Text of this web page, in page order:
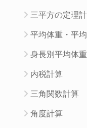
三平方の定理
平均体重・平
身長別平均体重
内税計算
三角関数計算
角度計算